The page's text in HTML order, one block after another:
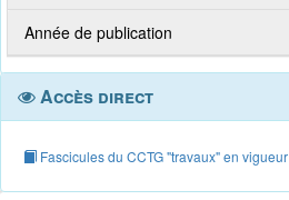
Année de publication
Accès direct
Fascicules du CCTG "travaux" en vigueur